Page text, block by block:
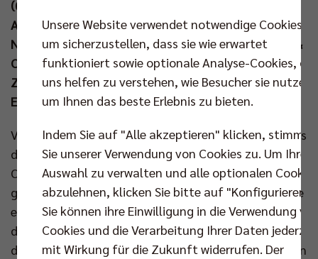
(02. Aug um 9.00 Uhr) das letzte Gruppenspiel gegen
Argentinien. BR Volleys Geschäftsführer Kaweh
Niroomand verfolgte den Auftritt von Hannes Tille &
Co gegen die US-Boys live in der mehr als 10.000
Zuschauer fassenden Arena und glaubt an den
Einzug ins Viertelfinale.
Viele deutsche Anhänger und bekannte Gesichter aus
der Volleyball Bundesliga sahen am Dienstag live vor
Ort die spannende Aufholjagd der DVV-Auswahl
gegen die USA. Trotz der Leistungssteigerung reichte
es – anders als drei Tage zuvor gegen Japan –
diesmal nicht ganz zum Sieg. Dennoch begeisterte
das Team von Bundestrainer Michal Winiarski mit den
Unsere Website verwendet notwendige Cookies,
um sicherzustellen, dass sie wie erwartet
funktioniert sowie optionale Analyse-Cookies, die
uns helfen zu verstehen, wie Besucher sie nutzen,
um Ihnen das beste Erlebnis zu bieten.
Indem Sie auf "Alle akzeptieren" klicken, stimmen
Sie unserer Verwendung von Cookies zu. Um Ihre
Auswahl zu verwalten und alle optionalen Cookies
abzulehnen, klicken Sie bitte auf "Konfigurieren".
Sie können ihre Einwilligung in die Verwendung
Cookies und die Verarbeitung Ihrer Daten
mit Wirkung für die Zukunft widerrufen. Der